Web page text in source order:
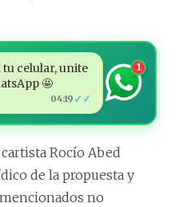
tu celular, unite
🤩
04:19 ✓✓
1
Rocío Abed
de la propuesta y
no